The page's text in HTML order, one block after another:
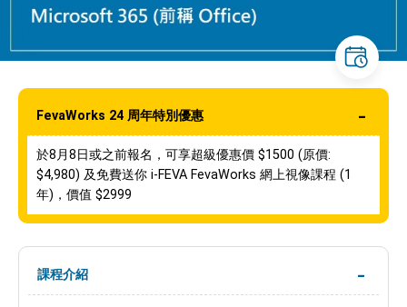
FevaWorks 24 周年特別優惠
於8月8日或之前報名，可享超級優惠價 $1500 (原價:
$4,980) 及免費送你 i-FEVA FevaWorks 網上視像課程 (1
年)，價值 $2999
課程介紹